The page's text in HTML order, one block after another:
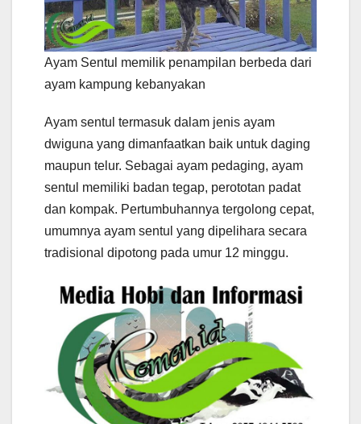
Ayam Sentul memilik penampilan berbeda dari
ayam kampung kebanyakan
Ayam sentul termasuk dalam jenis ayam
dwiguna yang dimanfaatkan baik untuk daging
maupun telur. Sebagai ayam pedaging, ayam
sentul memiliki badan tegap, perototan padat
dan kompak. Pertumbuhannya tergolong cepat,
umumnya ayam sentul yang dipelihara secara
tradisional dipotong pada umur 12 minggu.